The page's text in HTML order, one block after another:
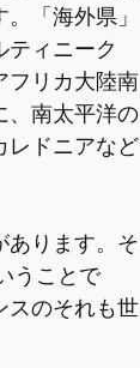
「海外県」
ィニーク
フリカ大陸南
、南太平洋の
レドニアなど
あります。そ
うことで
スのそれも世